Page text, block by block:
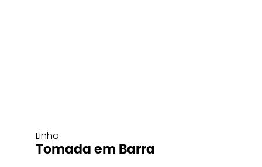
Linha
Tomada em Barra